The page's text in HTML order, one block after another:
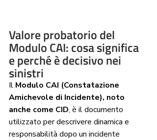
Valore probatorio del
Modulo CAI: cosa significa
e perché è decisivo nei
sinistri
Il Modulo CAI (Constatazione
Amichevole di Incidente), noto
anche come CID, è il documento
utilizzato per descrivere dinamica e
responsabilità dopo un incidente